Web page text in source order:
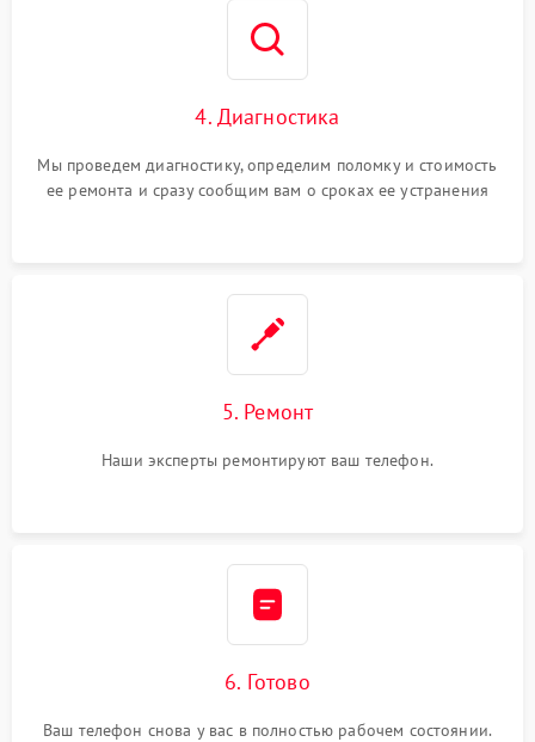
4. Диагностика
Мы проведем диагностику, определим поломку и стоимость
ее ремонта и сразу сообщим вам о сроках ее устранения
5. Ремонт
Наши эксперты ремонтируют ваш телефон.
6. Готово
Ваш телефон снова у вас в полностью рабочем состоянии.